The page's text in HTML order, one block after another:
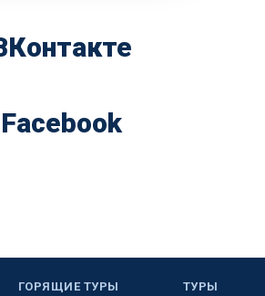
Facebook
ГОРЯЩИЕ ТУРЫ ТУРЫ